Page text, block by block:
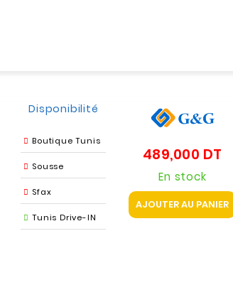
Disponibilité
Boutique Tunis
Sousse
Sfax
Tunis Drive-IN
489,000 DT
En stock
AJOUTER AU PANIER